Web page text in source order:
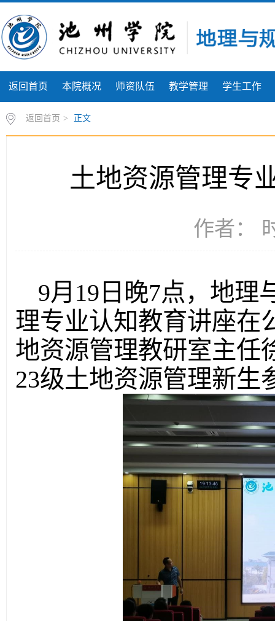
返回首页 本院概况 师资队伍 教学管理 学生工作
返回首页 > 正文
土地资源管理专
作者：
9月19日晚7点，地理
理专业认知教育讲座在
地资源管理教研室主任
23级土地资源管理新生